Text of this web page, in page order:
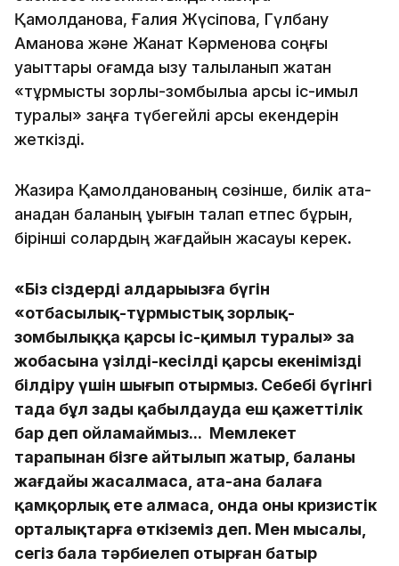
Қамолданова, Ғалия Жүсіпова, Гүлбану
Аманова және Жанат Кәрменова соңғы
уақыттары қоғамда қызу талқыланып жатқан
«тұрмыстық зорлық-зомбылыққа қарсы іс-қимыл
туралы» заңға түбегейлі қарсы екендерін
жеткізді.
Жазира Қамолданованың сөзінше, билік ата-
анадан баланың құқығын талап етпес бұрын,
бірінші солардың жағдайын жасауы керек.
«Біз сіздердің алдарыңызға бүгін
«отбасылық-тұрмыстық зорлық-
зомбылыққа қарсы іс-қимыл туралы» заң
жобасына үзілді-кесілді қарсы екенімізді
білдіру үшін шығып отырмыз. Себебі бүгінгі
таңда бұл заңды қабылдауда еш қажеттілік
бар деп ойламаймыз... Мемлекет
тарапынан бізге айтылып жатыр, баланың
жағдайы жасалмаса, ата-ана балаға
қамқорлық ете алмаса, онда оны кризистік
орталықтарға өткіземіз деп. Мен мысалы,
сегіз бала тәрбиелеп отырған батыр